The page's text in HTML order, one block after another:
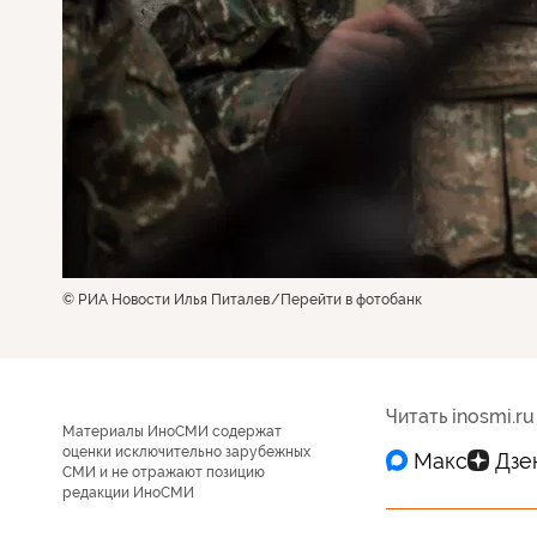
© РИА Новости Илья Питалев Перейти в фотобанк
Материалы ИноСМИ содержат
оценки исключительно зарубежных
СМИ и не отражают позицию
редакции ИноСМИ
Читать inosmi.ru